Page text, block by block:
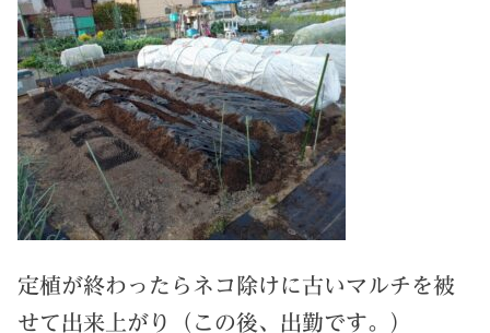
定植が終わったらネコ除けに古いマルチを被
せて出来上がり（この後、出勤です。）